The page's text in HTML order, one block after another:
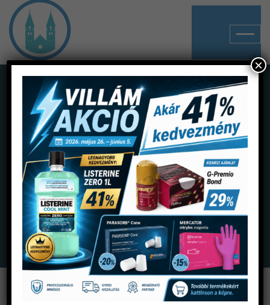
Shop
Home Termékek
Lenyomatanyagok
Lenyomatvétel segédeszközei
Keverőcsőr kék narancs spirállal MD
×